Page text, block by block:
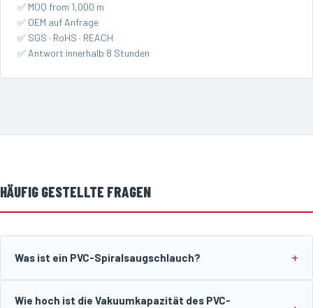
✅ MOQ from 1,000 m
✅ OEM auf Anfrage
✅ SGS · RoHS · REACH
✅ Antwort innerhalb 8 Stunden
HÄUFIG GESTELLTE FRAGEN
Was ist ein PVC-Spiralsaugschlauch?
Wie hoch ist die Vakuumkapazität des PVC-